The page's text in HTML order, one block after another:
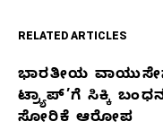
RELATED ARTICLES
RELATED
ARTICLES
ಭಾರತೀಯ
ಟ್ರ್ಯಾಪ್’ಗೆ ಸಿಕ್ಕಿ
ಸೋರಿಕೆ ಆರೋಪ